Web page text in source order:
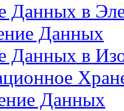
Данных в
Данных
Данных в
Данных